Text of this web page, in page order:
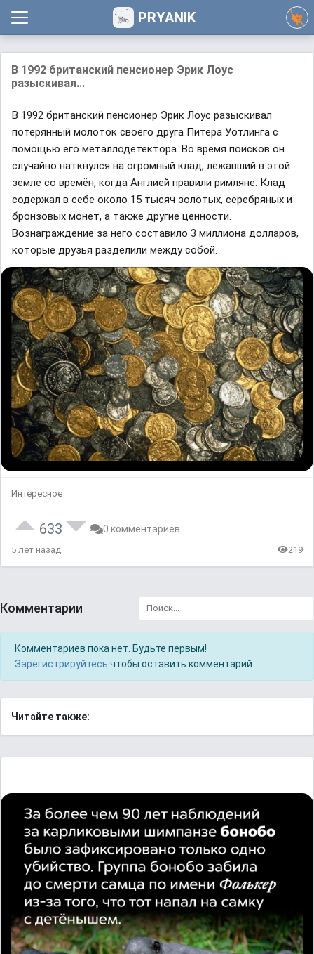
PRYANIK
В 1992 британский пенсионер Эрик Лоус
разыскивал...
В 1992 британский пенсионер Эрик Лоус разыскивал
потерянный молоток своего друга Питера Уотлинга с
помощью его металлодетектора. Во время поисков он
случайно наткнулся на огромный клад, лежавший в этой
земле со времён, когда Англией правили римляне. Клад
содержал в себе около 15 тысяч золотых, серебряных и
бронзовых монет, а также другие ценности.
Вознаграждение за него составило 3 миллиона долларов,
которые друзья разделили между собой.
Интересное
633 0 комментариев
5 лет назад 219
Комментарии
Комментариев пока нет. Будьте первым!
Зарегистрируйтесь чтобы оставить комментарий.
Читайте также: